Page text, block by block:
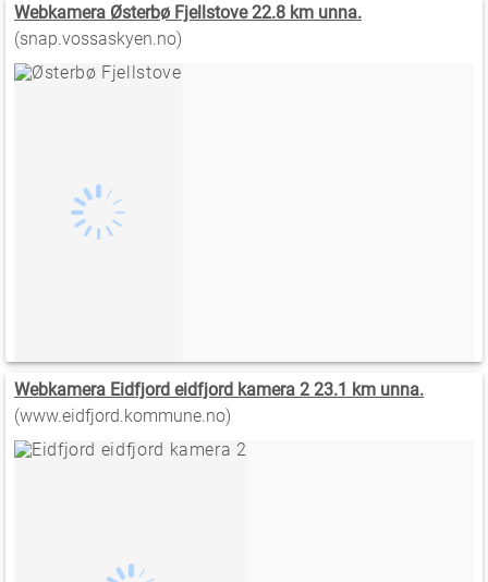
Webkamera Østerbø Fjellstove 22.8 km unna.
(snap.vossaskyen.no)
Webkamera Eidfjord eidfjord kamera 2 23.1 km unna.
(www.eidfjord.kommune.no)